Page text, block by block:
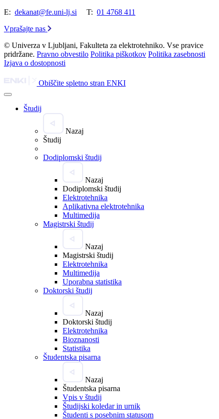
E: dekanat@fe.uni-lj.si T: 01 4768 411
Vprašajte nas
© Univerza v Ljubljani, Fakulteta za elektrotehniko. Vse pravice
pridržane. Pravno obvestilo Politika piškotkov Politika zasebnosti
Izjava o dostopnosti
Obiščite spletno stran ENKI
Študij
Nazaj
Študij
Dodiplomski študij
Nazaj
Dodiplomski študij
Elektrotehnika
Aplikativna elektrotehnika
Multimedija
Magistrski študij
Nazaj
Magistrski študij
Elektrotehnika
Multimedija
Uporabna statistika
Doktorski študij
Nazaj
Doktorski študij
Elektrotehnika
Bioznanosti
Statistika
Študentska pisarna
Nazaj
Študentska pisarna
Vpis v študij
Študijski koledar in urnik
Študenti s posebnim statusom